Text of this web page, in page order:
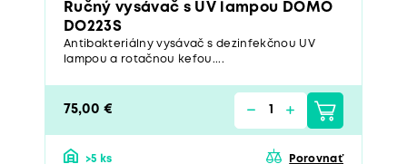
Ručný vysávač s UV lampou DOMO
DO223S
Antibakteriálny vysávač s dezinfekčnou UV
lampou a rotačnou kefou....
75,00 €
>5 ks Porovnať